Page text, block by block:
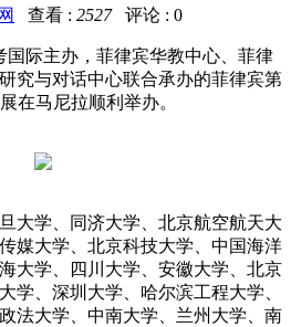
查看 : 2527评论 : 0
国际主办，菲律宾华教中心、菲律
究与对话中心联合承办的菲律宾第
在马尼拉顺利举办。
大学、同济大学、北京航空航天大
媒大学、北京科技大学、中国海洋
大学、四川大学、安徽大学、北京
学、深圳大学、哈尔滨工程大学、
法大学、中南大学、兰州大学、南